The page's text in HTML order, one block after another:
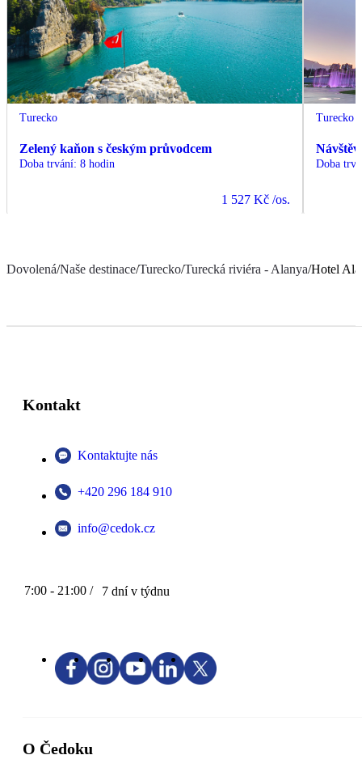
Turecko
Zelený kaňon s českým průvodcem
Doba trvání: 8 hodin
1 527 Kč /os.
Turecko
Doba
Dovolená/Naše destinace/Turecko/Turecká riviéra - Alanya/Hotel
Kontakt
Kontaktujte nás
+420 296 184 910
info@cedok.cz
7:00 - 21:00 / 7 dní v týdnu
O Čedoku